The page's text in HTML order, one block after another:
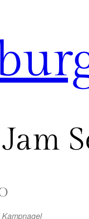
Kampnagel